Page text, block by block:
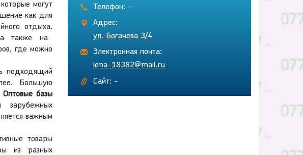
могут
как для
отдыха.
а также на
где можно
подходящий
Большую
Оптовые базы
важным
товары
из разных
Телефон: -
Адрес:
ул. Богачева 3/4
Электронная почта:
lena-18382@mail.ru
Сайт: -